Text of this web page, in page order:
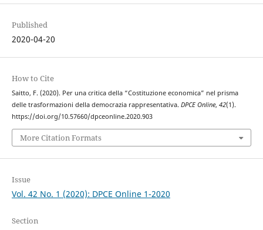
Published
2020-04-20
How to Cite
Saitto, F. (2020). Per una critica della “Costituzione economica” nel prisma
delle trasformazioni della democrazia rappresentativa. DPCE Online, 42(1).
https://doi.org/10.57660/dpceonline.2020.903
More Citation Formats
Issue
Vol. 42 No. 1 (2020): DPCE Online 1-2020
Section